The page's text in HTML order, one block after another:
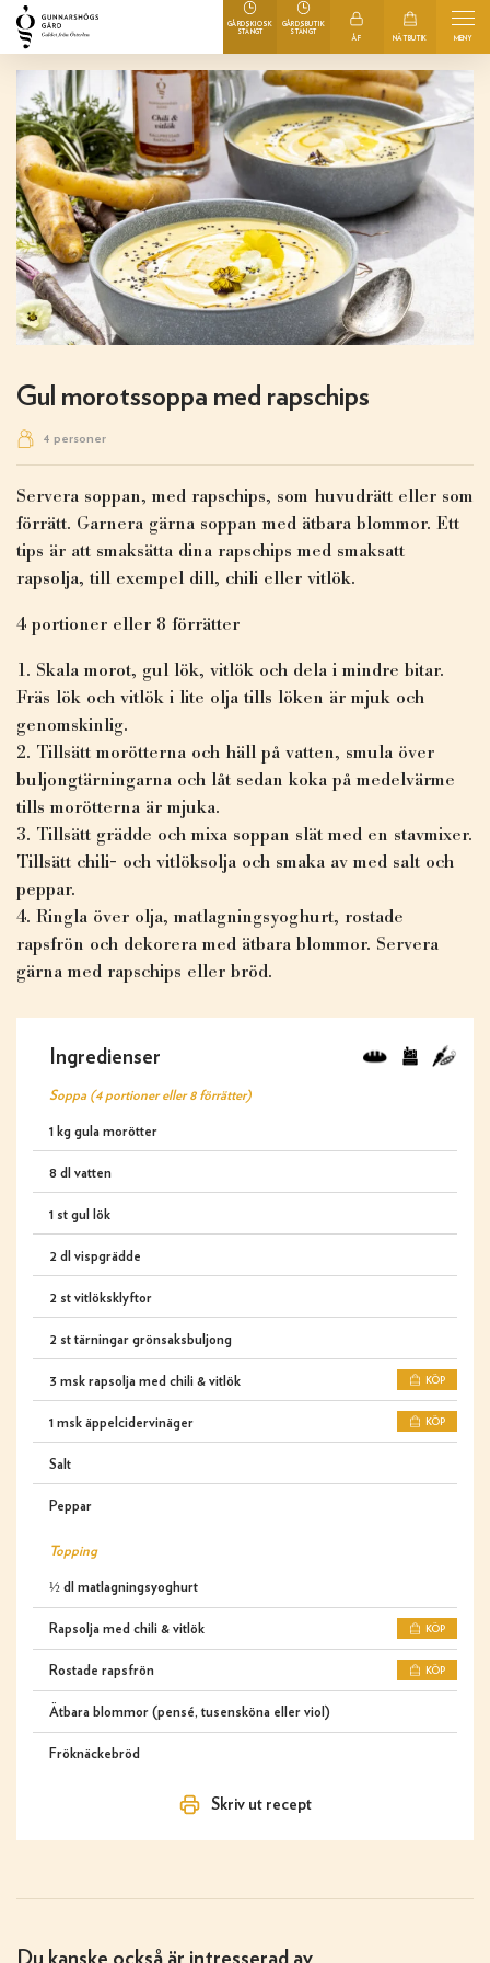
MENY
NÄTBUTIK
ÅF
GÅRDSBUTIK
STÄNGT
GÅRDSKIOSK
STÄNGT
Gul morotssoppa med rapschips
4 personer
Servera soppan, med rapschips, som huvudrätt eller som
förrätt. Garnera gärna soppan med ätbara blommor. Ett
tips är att smaksätta dina rapschips med smaksatt
rapsolja, till exempel dill, chili eller vitlök.
4 portioner eller 8 förrätter
Skala morot, gul lök, vitlök och dela i mindre bitar.
Fräs lök och vitlök i lite olja tills löken är mjuk och
genomskinlig.
Tillsätt morötterna och häll på vatten, smula över
buljongtärningarna och låt sedan koka på medelvärme
tills morötterna är mjuka.
Tillsätt grädde och mixa soppan slät med en stavmixer.
Tillsätt chili- och vitlöksolja och smaka av med salt och
peppar.
Ringla över olja, matlagningsyoghurt, rostade
rapsfrön och dekorera med ätbara blommor. Servera
gärna med rapschips eller bröd.
Ingredienser
Soppa (4 portioner eller 8 förrätter)
1 kg gula morötter
8 dl vatten
1 st gul lök
2 dl vispgrädde
2 st vitlöksklyftor
2 st tärningar grönsaksbuljong
3 msk rapsolja med chili & vitlök
KÖP
1 msk äppelcidervinäger KÖP
Salt
Peppar
Topping
½ dl matlagningsyoghurt
Rapsolja med chili & vitlök
KÖP
Rostade rapsfrön KÖP
Ätbara blommor (pensé, tusensköna eller viol)
Fröknäckebröd
Skriv ut recept
Du kanske också är intresserad av